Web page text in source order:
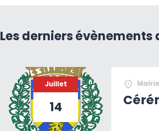
Les derniers évènements
Juillet
14
Mairie